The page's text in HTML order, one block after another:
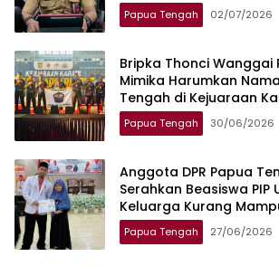
Papua Tengah 02/07/2026
Bripka Thonci Wanggai
Mimika Harumkan
Tengah di Kejuaraan
2026
Papua Tengah 30/06/2026
Anggota DPR Papua
Serahkan Beasiswa PIP
Keluarga Kurang
Papua Tengah 27/06/2026